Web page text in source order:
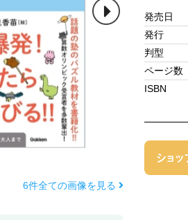
6件全ての画像を見る
発売日
発行
判型
ページ数
ISBN